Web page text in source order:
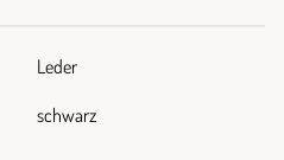
Leder
schwarz